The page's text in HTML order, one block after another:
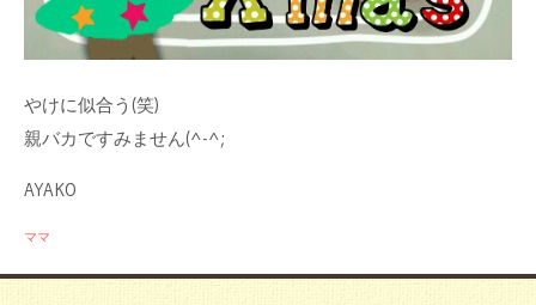
やけに似合う(笑)
親バカですみません(^-^;
AYAKO
ママ